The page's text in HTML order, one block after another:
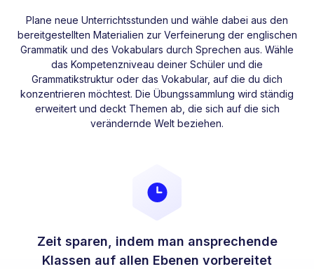
Plane neue Unterrichtsstunden und wähle dabei aus den
bereitgestellten Materialien zur Verfeinerung der englischen
Grammatik und des Vokabulars durch Sprechen aus. Wähle
das Kompetenzniveau deiner Schüler und die
Grammatikstruktur oder das Vokabular, auf die du dich
konzentrieren möchtest. Die Übungssammlung wird ständig
erweitert und deckt Themen ab, die sich auf die sich
verändernde Welt beziehen.
Zeit sparen, indem man ansprechende
Klassen auf allen Ebenen vorbereitet